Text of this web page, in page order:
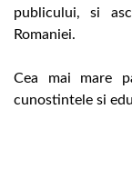
publicului, si
Romaniei.
Cea mai mare
cunostintele si